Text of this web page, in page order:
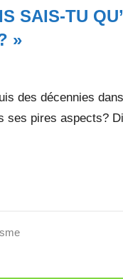
SAIS-TU
»
des décennies
ses pires aspects?